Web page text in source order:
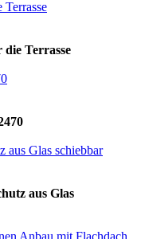
die Terrasse
aus Glas